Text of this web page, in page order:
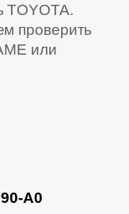
TOYOTA.
проверить
или
A0